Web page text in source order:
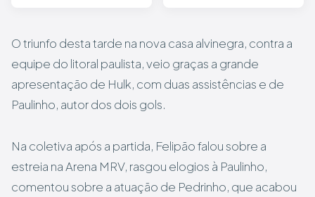
O triunfo desta tarde na nova casa alvinegra, contra a
equipe do litoral paulista, veio graças a grande
apresentação de Hulk, com duas assistências e de
Paulinho, autor dos dois gols.
Na coletiva após a partida, Felipão falou sobre a
estreia na Arena MRV, rasgou elogios à Paulinho,
comentou sobre a atuação de Pedrinho, que acabou